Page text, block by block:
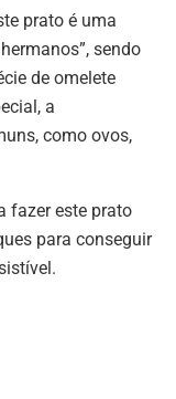
prato é uma
sendo
de omelete
a
como ovos,
fazer este prato
para conseguir